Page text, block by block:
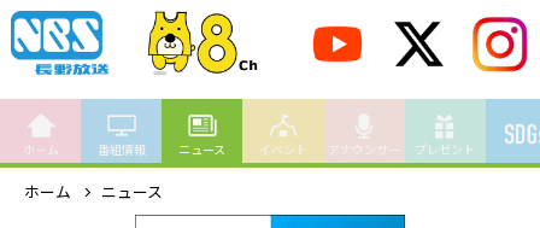
ホーム 番組情報 ニュース イベント アナウンサー プレゼント
ホーム ニュース